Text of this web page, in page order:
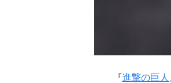
『進撃の巨人